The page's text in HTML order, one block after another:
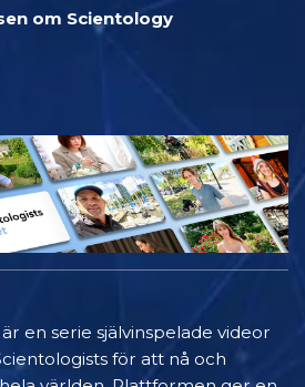
om Scientology
är en serie självinspelade videor
för att nå och